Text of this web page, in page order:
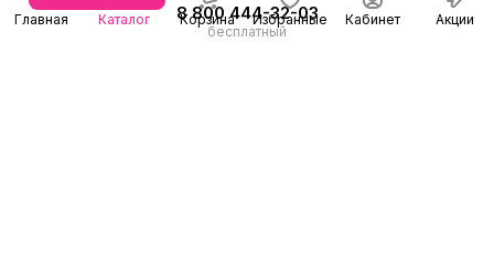
Главная Каталог Корзина Избранные Кабинет Акции
8 800 444-32-03
бесплатный